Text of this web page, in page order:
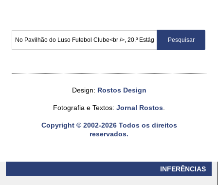
INFERÊNCIAS
Design: Rostos Design
Fotografia e Textos: Jornal Rostos.
Copyright © 2002-2026 Todos os direitos
reservados.